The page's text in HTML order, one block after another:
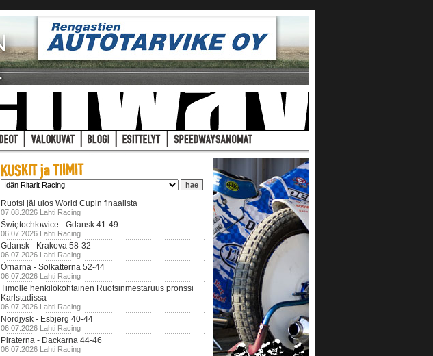
Ruotsi jäi ulos World Cupin finaalista
07.08.2026 Lahti Racing
Świętochłowice - Gdansk 41-49
06.07.2026 Lahti Racing
Gdansk - Krakova 58-32
06.07.2026 Lahti Racing
Örnarna - Solkatterna 52-44
06.07.2026 Lahti Racing
Timolle henkilökohtainen Ruotsinmestaruus pronssi
Karlstadissa
06.07.2026 Lahti Racing
Nordjysk - Esbjerg 40-44
06.07.2026 Lahti Racing
Piraterna - Dackarna 44-46
06.07.2026 Lahti Racing